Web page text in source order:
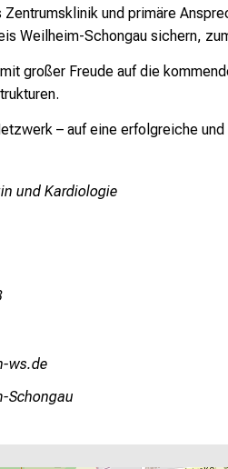
und primäre
Weilheim-Schongau sichern,
großer Freude auf die
– auf eine erfolgreiche
und Kardiologie
mi
Schongau